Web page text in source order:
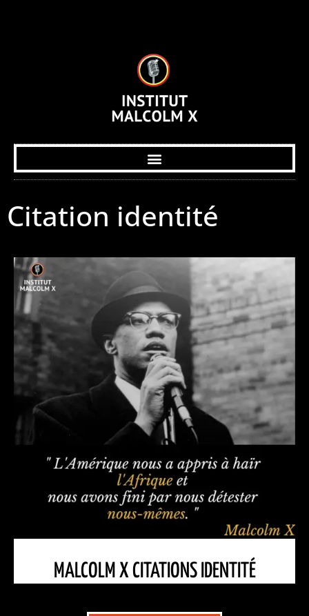
Citation identité
MALCOLM X CITATIONS IDENTITÉ